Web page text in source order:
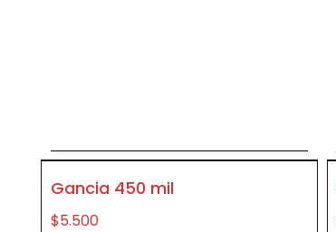
Gancia 450 mil
$5.500